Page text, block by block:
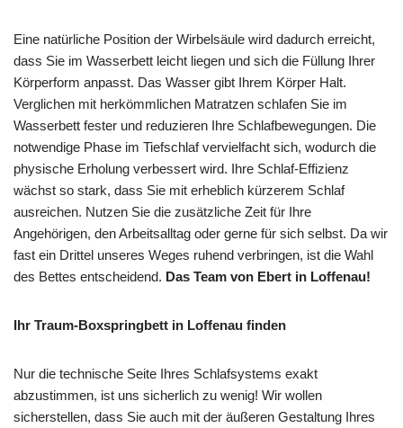
Eine natürliche Position der Wirbelsäule wird dadurch erreicht,
dass Sie im Wasserbett leicht liegen und sich die Füllung Ihrer
Körperform anpasst. Das Wasser gibt Ihrem Körper Halt.
Verglichen mit herkömmlichen Matratzen schlafen Sie im
Wasserbett fester und reduzieren Ihre Schlafbewegungen. Die
notwendige Phase im Tiefschlaf vervielfacht sich, wodurch die
physische Erholung verbessert wird. Ihre Schlaf-Effizienz
wächst so stark, dass Sie mit erheblich kürzerem Schlaf
ausreichen. Nutzen Sie die zusätzliche Zeit für Ihre
Angehörigen, den Arbeitsalltag oder gerne für sich selbst. Da wir
fast ein Drittel unseres Weges ruhend verbringen, ist die Wahl
des Bettes entscheidend. Das Team von Ebert in Loffenau!
Ihr Traum-Boxspringbett in Loffenau finden
Nur die technische Seite Ihres Schlafsystems exakt
abzustimmen, ist uns sicherlich zu wenig! Wir wollen
sicherstellen, dass Sie auch mit der äußeren Gestaltung Ihres